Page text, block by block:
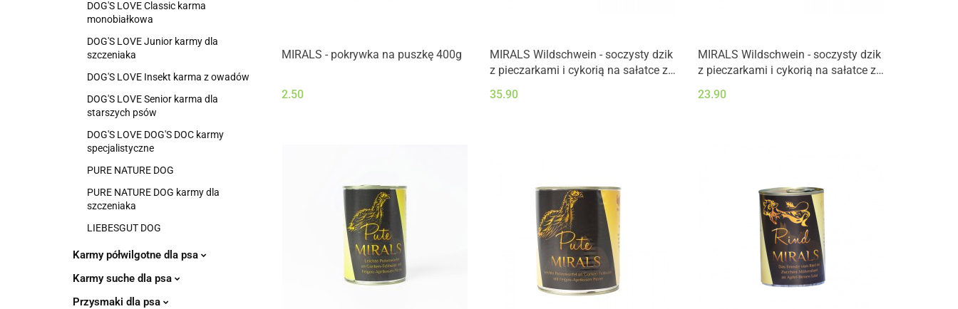
DOG'S LOVE Classic karma
monobiałkowa
DOG'S LOVE Junior karmy dla
szczeniaka
DOG'S LOVE Insekt karma z owadów
DOG'S LOVE Senior karma dla
starszych psów
DOG'S LOVE DOG'S DOC karmy
specjalistyczne
PURE NATURE DOG
PURE NATURE DOG karmy dla
szczeniaka
LIEBESGUT DOG
Karmy półwilgotne dla psa
Karmy suche dla psa
Przysmaki dla psa
MIRALS - pokrywka na puszkę 400g
2.50
MIRALS Wildschwein - soczysty dzik
z pieczarkami i cykorią na sałatce z
35.90
MIRALS Wildschwein - soczysty dzik
z pieczarkami i cykorią na sałatce z
23.90